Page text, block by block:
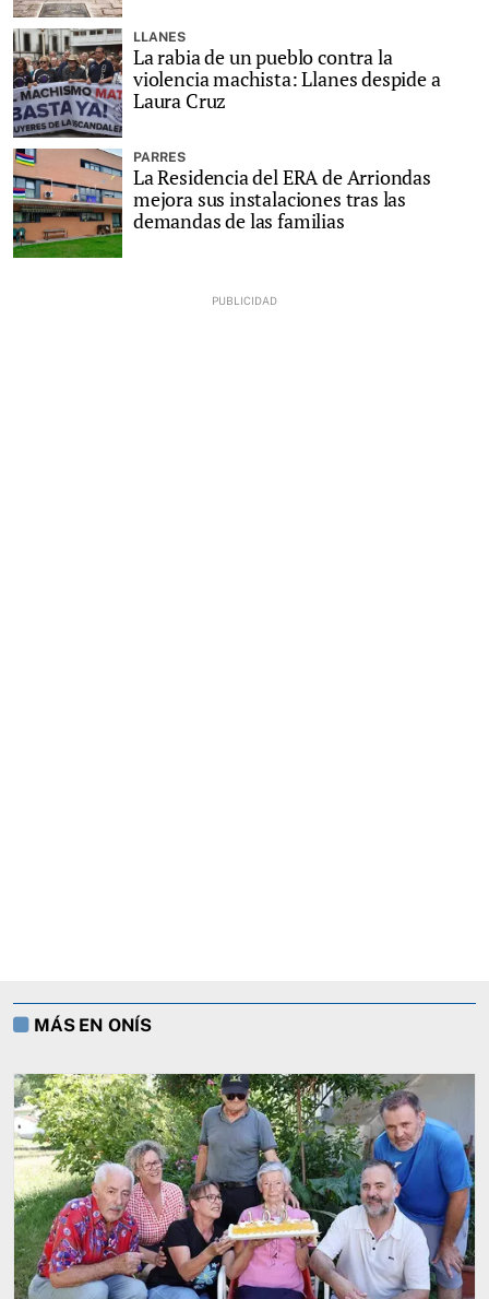
LLANES
La rabia de un pueblo contra la
violencia machista: Llanes despide a
Laura Cruz
PARRES
La Residencia del ERA de Arriondas
mejora sus instalaciones tras las
demandas de las familias
MÁS EN ONÍS